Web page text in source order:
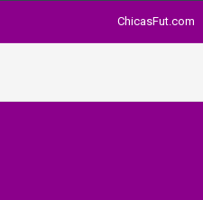
ChicasFut.com